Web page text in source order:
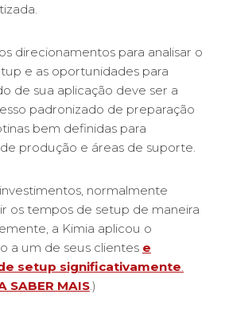
direcionamentos para analisar o
e as oportunidades para
de sua aplicação deve ser a
padronizado de preparação
bem definidas para
produção e áreas de suporte.
normalmente
os tempos de setup de maneira
a Kimia aplicou o
a um de seus clientes e
setup significativamente
SABER MAIS.)